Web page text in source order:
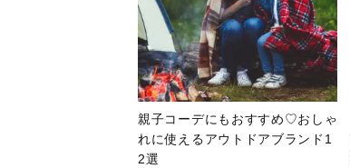
親子コーデにもおすすめ♡おしゃ
れに使えるアウトドアブランド1
2選